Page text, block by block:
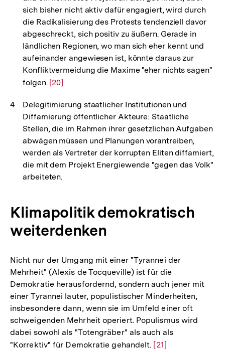
sich bisher nicht aktiv dafür engagiert, wird durch
die Radikalisierung des Protests tendenziell davor
abgeschreckt, sich positiv zu äußern. Gerade in
ländlichen Regionen, wo man sich eher kennt und
aufeinander angewiesen ist, könnte daraus zur
Konfliktvermeidung die Maxime "eher nichts sagen"
folgen. Zur
der
Fußnote
[20]
Delegitimierung staatlicher Institutionen und
Diffamierung öffentlicher Akteure: Staatliche
Stellen, die im Rahmen ihrer gesetzlichen Aufgaben
abwägen müssen und Planungen vorantreiben,
werden als Vertreter der korrupten Eliten diffamiert,
die mit dem Projekt Energiewende "gegen das Volk"
arbeiteten.
Klimapolitik demokratisch
weiterdenken
Nicht nur der Umgang mit einer "Tyrannei der
Mehrheit" (Alexis de Tocqueville) ist für die
Demokratie herausfordernd, sondern auch jener mit
einer Tyrannei lauter, populistischer Minderheiten,
insbesondere dann, wenn sie im Umfeld einer oft
schweigenden Mehrheit operiert. Populismus wird
dabei sowohl als "Totengräber" als auch als
"Korrektiv" für Demokratie gehandelt. Zur
[21]